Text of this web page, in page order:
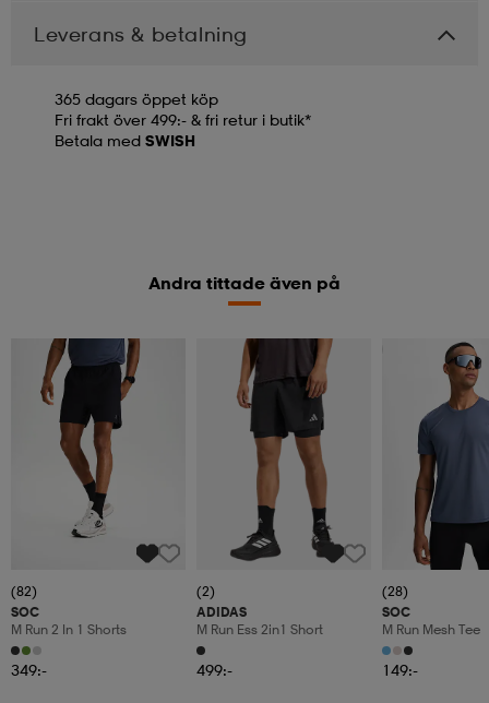
Leverans & betalning
365 dagars öppet köp
Fri frakt över 499:- & fri retur i butik*
Betala med SWISH
Andra tittade även på
(82)
SOC
M Run 2 In 1 Shorts
349:-
(2)
ADIDAS
M Run Ess 2in1 Short
499:-
Kolla priset
(28)
SOC
M Run Mesh Tee
149:-